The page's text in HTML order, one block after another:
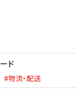
ド
#物流・配送